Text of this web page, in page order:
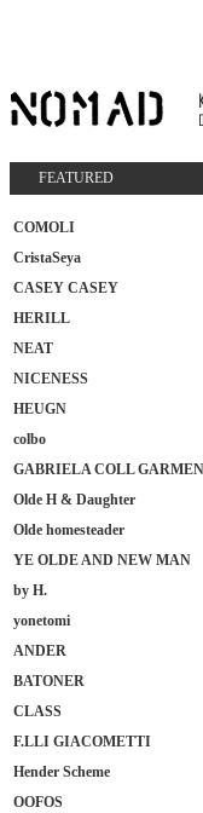
FEATURED
COMOLI
CristaSeya
CASEY CASEY
HERILL
NEAT
NICENESS
HEUGN
colbo
GABRIELA COLL
Olde H & Daughter
Olde homesteader
YE OLDE AND NEW MAN
by H.
yonetomi
ANDER
BATONER
CLASS
F.LLI GIACOMETTI
Hender Scheme
OOFOS